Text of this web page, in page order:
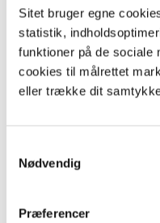
Sitet bruger egne
statistik,
funktioner på de sociale
cookies til målrettet
eller trække dit
Nødvendig
Præferencer
Du kan finde steder,
Veksler
Hjortene tramper stier,
tit de samme veje, fra